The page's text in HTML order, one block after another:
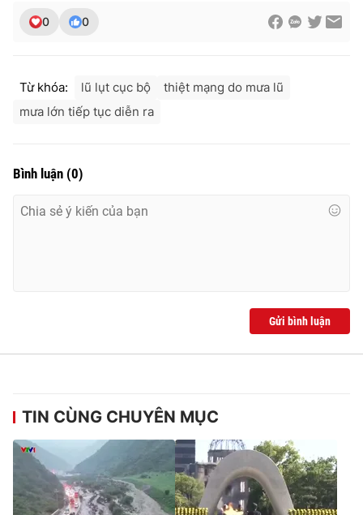
0 0
Từ khóa: lũ lụt cục bộ
thiệt mạng do mưa lũ
mưa lớn tiếp tục diễn ra
Bình luận (0)
Gửi bình luận
TIN CÙNG CHUYÊN MỤC